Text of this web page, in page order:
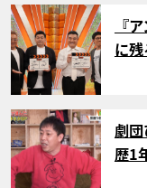
サムネ
『
に
サムネ
劇
歴1